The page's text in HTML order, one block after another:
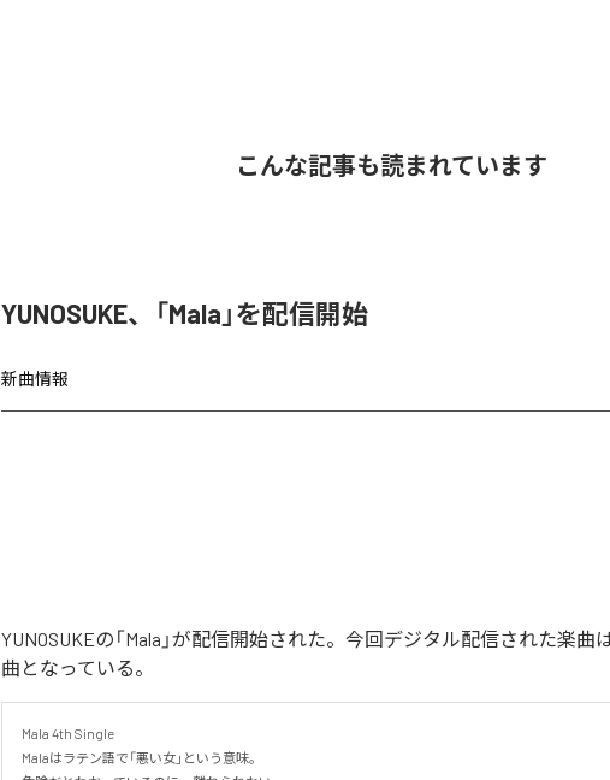
こんな記事も読まれています
YUNOSUKE、「Mala」を配信開始
新曲情報
YUNOSUKEの「Mala」が配信開始された。今回デジタル配信された楽曲は
曲となっている。
Mala 4th Single
Malaはラテン語で「悪い女」という意味。